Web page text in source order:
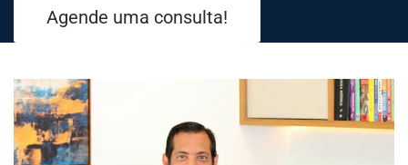
Agende uma consulta!